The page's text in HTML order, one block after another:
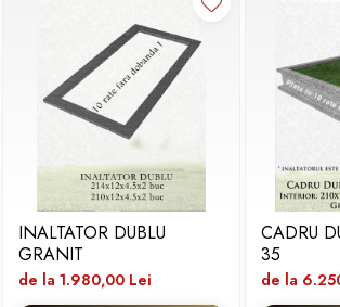
INALTATOR DUBLU
GRANIT
de la 1.980,00 Lei
CADRU
35
de la